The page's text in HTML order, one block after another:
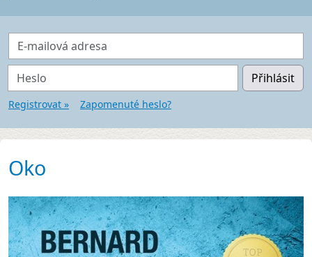
E-mailová adresa
Heslo Přihlásit
Registrovat » Zapomenuté heslo?
Oko